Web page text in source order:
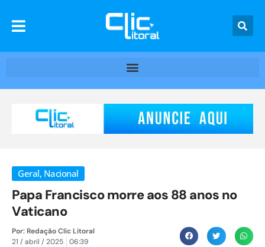
Geral, Nacional
Papa Francisco morre aos 88 anos no
Vaticano
Por:Redação Clic Litoral
21 / abril / 2025
06:39